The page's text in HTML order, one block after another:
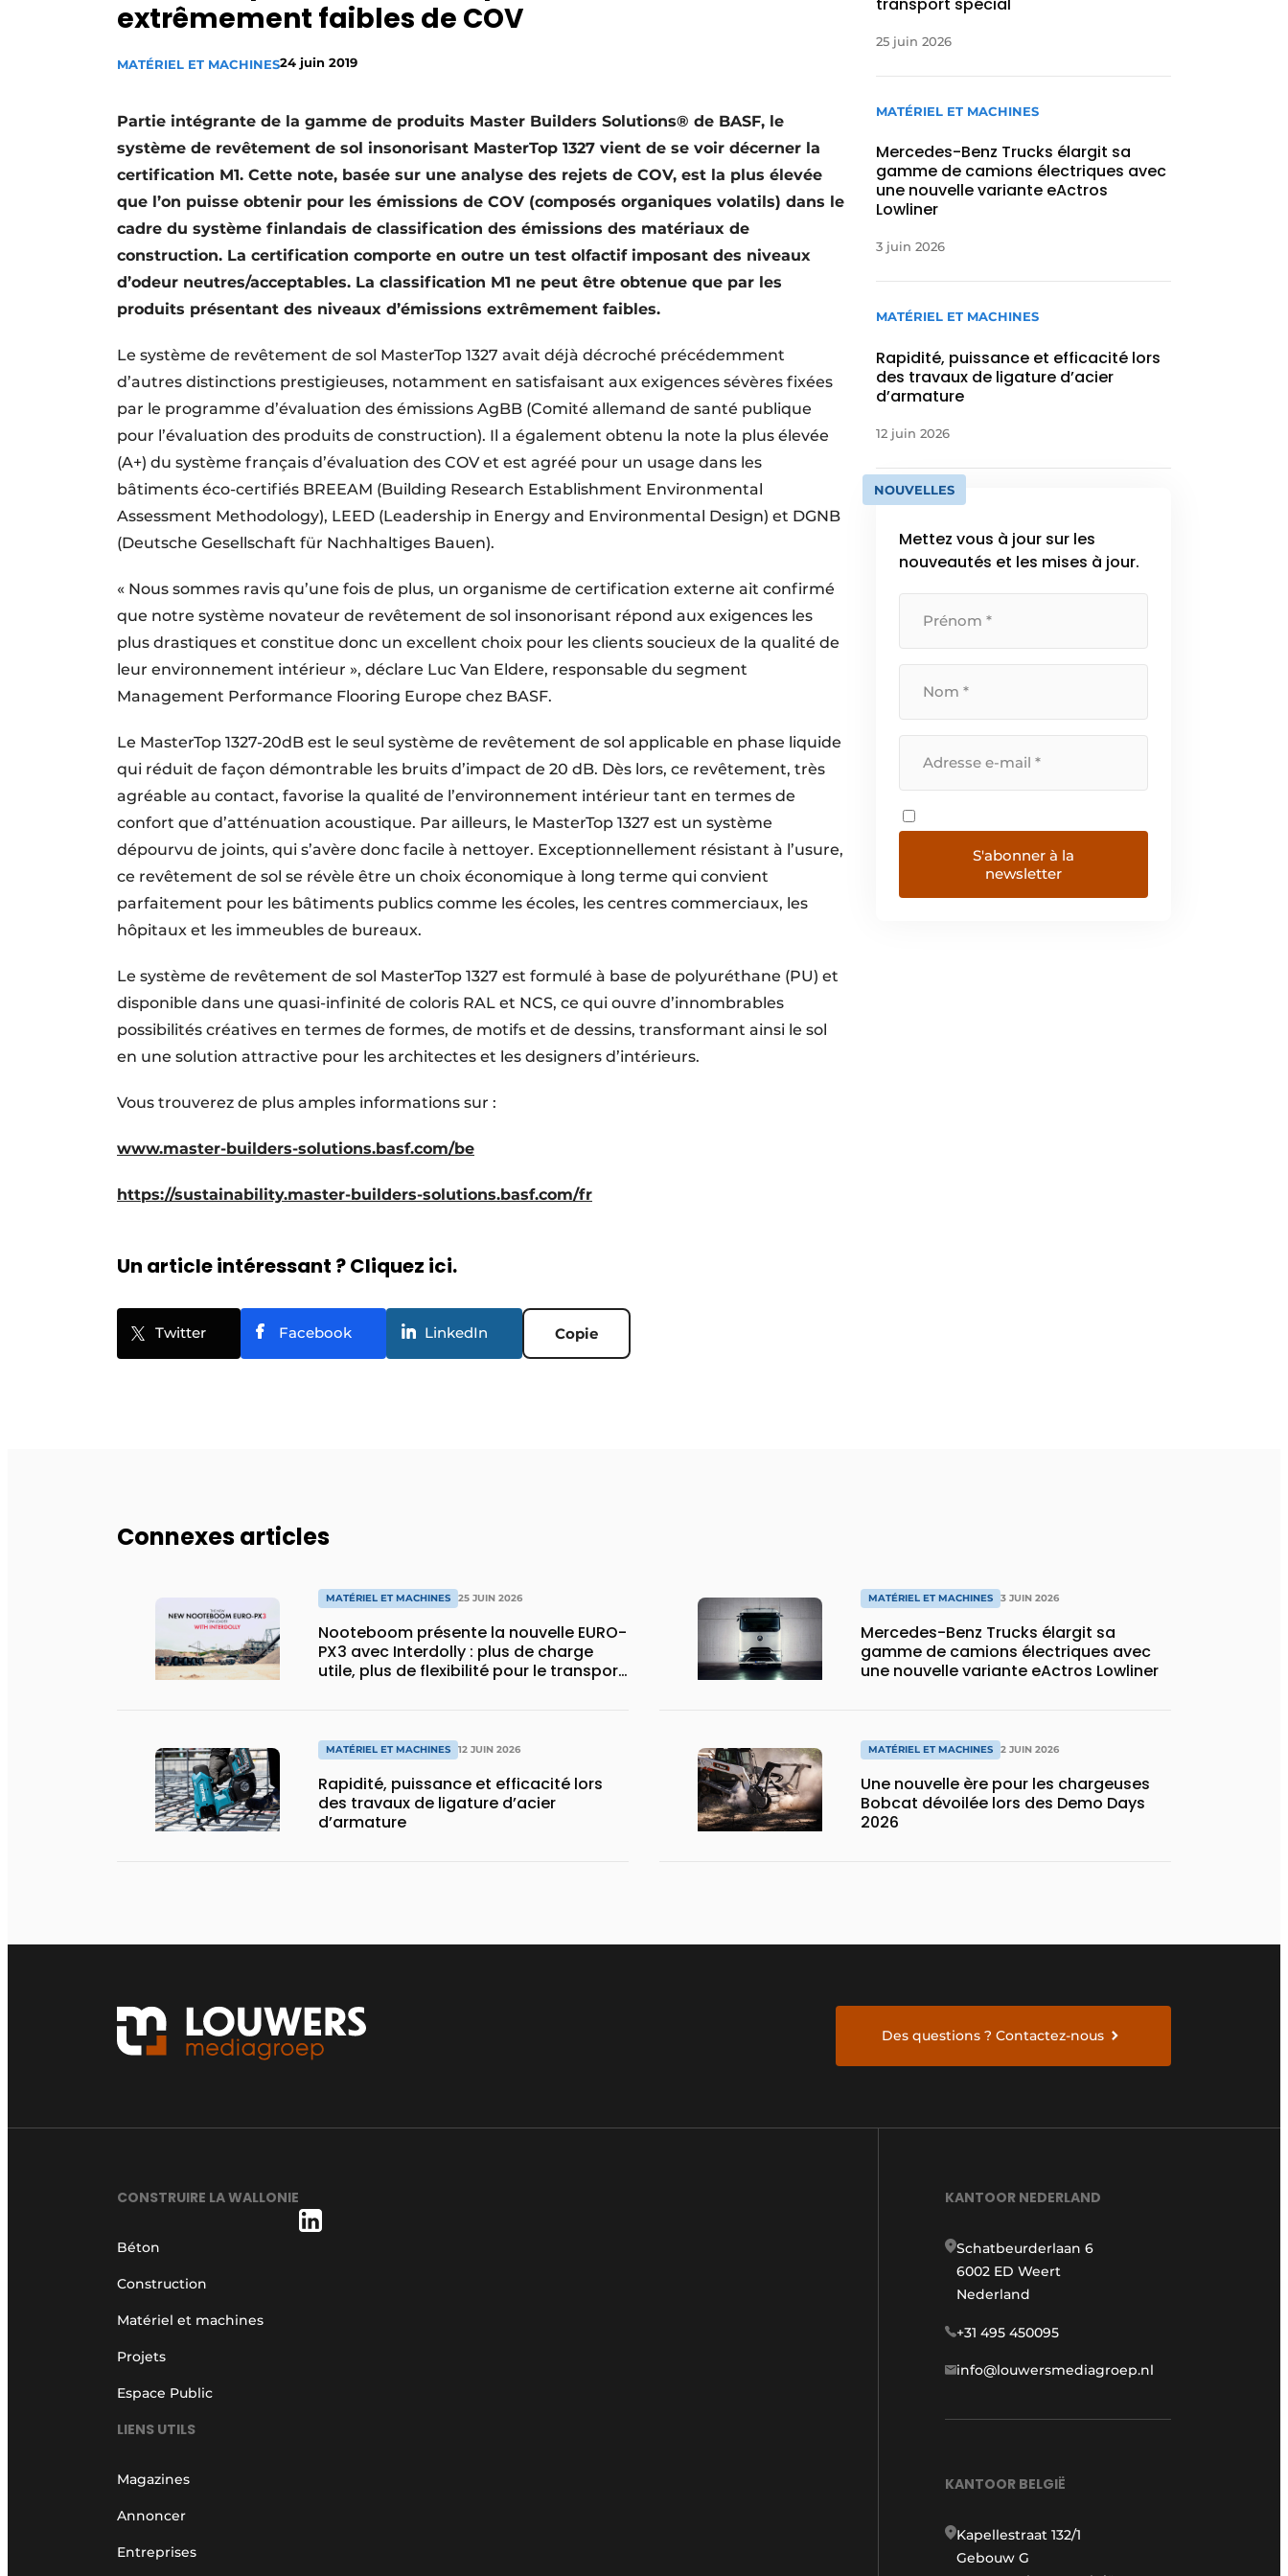
Termes et conditions
extrêmement faibles de COV
MATÉRIEL ET MACHINES24 juin 2019
Partie intégrante de la gamme de produits Master Builders Solutions® de BASF, le
système de revêtement de sol insonorisant MasterTop 1327 vient de se voir décerner la
certification M1. Cette note, basée sur une analyse des rejets de COV, est la plus élevée
que l’on puisse obtenir pour les émissions de COV (composés organiques volatils) dans le
cadre du système finlandais de classification des émissions des matériaux de
construction. La certification comporte en outre un test olfactif imposant des niveaux
d’odeur neutres/acceptables. La classification M1 ne peut être obtenue que par les
produits présentant des niveaux d’émissions extrêmement faibles.
Le système de revêtement de sol MasterTop 1327 avait déjà décroché précédemment
d’autres distinctions prestigieuses, notamment en satisfaisant aux exigences sévères fixées
par le programme d’évaluation des émissions AgBB (Comité allemand de santé publique
pour l’évaluation des produits de construction). Il a également obtenu la note la plus élevée
(A+) du système français d’évaluation des COV et est agréé pour un usage dans les
bâtiments éco-certifiés BREEAM (Building Research Establishment Environmental
Assessment Methodology), LEED (Leadership in Energy and Environmental Design) et DGNB
(Deutsche Gesellschaft für Nachhaltiges Bauen).
« Nous sommes ravis qu’une fois de plus, un organisme de certification externe ait confirmé
que notre système novateur de revêtement de sol insonorisant répond aux exigences les
plus drastiques et constitue donc un excellent choix pour les clients soucieux de la qualité de
leur environnement intérieur », déclare Luc Van Eldere, responsable du segment
Management Performance Flooring Europe chez BASF.
Le MasterTop 1327-20dB est le seul système de revêtement de sol applicable en phase liquide
qui réduit de façon démontrable les bruits d’impact de 20 dB. Dès lors, ce revêtement, très
agréable au contact, favorise la qualité de l’environnement intérieur tant en termes de
confort que d’atténuation acoustique. Par ailleurs, le MasterTop 1327 est un système
dépourvu de joints, qui s’avère donc facile à nettoyer. Exceptionnellement résistant à l’usure,
ce revêtement de sol se révèle être un choix économique à long terme qui convient
parfaitement pour les bâtiments publics comme les écoles, les centres commerciaux, les
hôpitaux et les immeubles de bureaux.
Le système de revêtement de sol MasterTop 1327 est formulé à base de polyuréthane (PU) et
disponible dans une quasi-infinité de coloris RAL et NCS, ce qui ouvre d’innombrables
possibilités créatives en termes de formes, de motifs et de dessins, transformant ainsi le sol
en une solution attractive pour les architectes et les designers d’intérieurs.
Vous trouverez de plus amples informations sur :
www.master-builders-solutions.basf.com/be
https://sustainability.master-builders-solutions.basf.com/fr
Un article intéressant ? Cliquez ici.
Twitter Facebook LinkedIn Copie
25 juin 2026
MATÉRIEL ET MACHINES
Mercedes-Benz Trucks élargit sa
gamme de camions électriques avec
une nouvelle variante eActros
Lowliner
3 juin 2026
MATÉRIEL ET MACHINES
Rapidité, puissance et efficacité lors
des travaux de ligature d’acier
d’armature
12 juin 2026
NOUVELLES
Mettez vous à jour sur les
nouveautés et les mises à jour.
S'abonner à la
newsletter
Connexes articles
MATÉRIEL ET MACHINES 25 JUIN 2026
Nooteboom présente la nouvelle EURO-
PX3 avec Interdolly : plus de charge
utile, plus de flexibilité pour le transport
MATÉRIEL ET MACHINES 12 JUIN 2026
Rapidité, puissance et efficacité lors
des travaux de ligature d’acier
d’armature
MATÉRIEL ET MACHINES 3 JUIN 2026
Mercedes-Benz Trucks élargit sa
gamme de camions électriques avec
une nouvelle variante eActros Lowliner
MATÉRIEL ET MACHINES 2 JUIN 2026
Une nouvelle ère pour les chargeuses
Bobcat dévoilée lors des Demo Days
2026
Des questions ? Contactez-nous
CONSTRUIRE LA WALLONIE
Béton
Construction
Matériel et machines
Projets
Espace Public
LIENS UTILS
Magazines
Annoncer
Entreprises
KANTOOR NEDERLAND
Schatbeurderlaan 6
6002 ED Weert
Nederland
+31 495 450095
info@louwersmediagroep.nl
KANTOOR BELGIË
Kapellestraat 132/1
Gebouw G